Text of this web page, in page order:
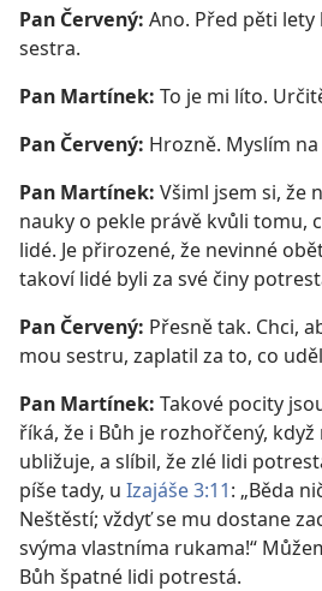
Pan Červený: Ano. Před pěti
sestra.
Pan Martínek: To je mi líto.
Pan Červený: Hrozně. Myslím
Pan Martínek: Všiml jsem si, že
nauky o pekle právě kvůli tomu,
lidé. Je přirozené, že nevinné
takoví lidé byli za své činy
Pan Červený: Přesně tak. Chci,
mou sestru, zaplatil za to, co
Pan Martínek: Takové pocity
říká, že i Bůh je rozhořčený,
ubližuje, a slíbil, že zlé lidi
píše tady, u Izajáše 3:11: „Běda
Neštěstí; vždyť se mu dostane
svýma vlastníma rukama!“
Bůh špatné lidi potrestá.